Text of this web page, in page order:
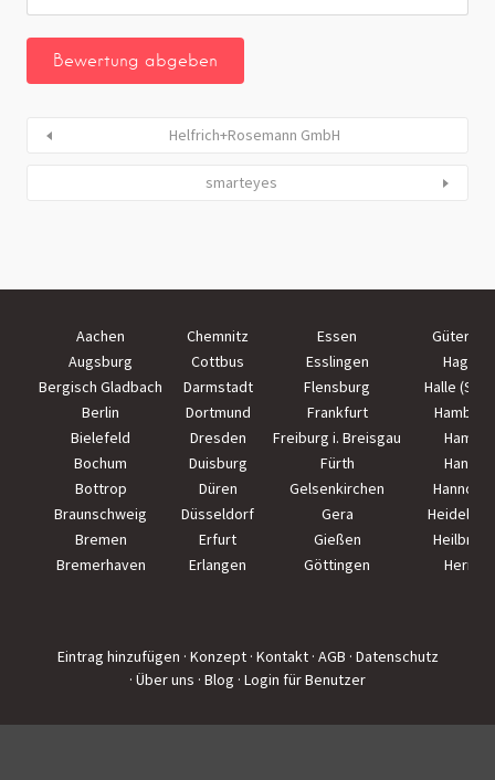
Helfrich+Rosemann GmbH
smarteyes
Aachen Chemnitz Essen
Augsburg
Cottbus Esslingen
Hagen
Bergisch Gladbach
Darmstadt Flensburg
Halle
Berlin
Dortmund Frankfurt
Hamburg
Bielefeld
Dresden Freiburg i. Breisgau
Hamm
Bochum
Duisburg Fürth
Hanau
Bottrop
Düren Gelsenkirchen
Hannover
Braunschweig
Düsseldorf Gera
Bremen
Erfurt Gießen
Heilbronn
Bremerhaven
Erlangen Göttingen Herne
Eintrag hinzufügen · Konzept · Kontakt · AGB · Datenschutz
· Über uns · Blog · Login für Benutzer